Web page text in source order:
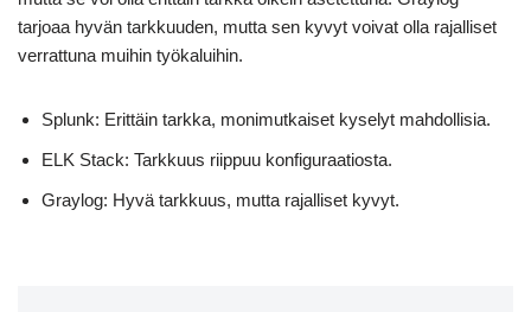
tarjoaa hyvän tarkkuuden, mutta sen kyvyt voivat olla rajalliset
verrattuna muihin työkaluihin.
Splunk: Erittäin tarkka, monimutkaiset kyselyt mahdollisia.
ELK Stack: Tarkkuus riippuu konfiguraatiosta.
Graylog: Hyvä tarkkuus, mutta rajalliset kyvyt.